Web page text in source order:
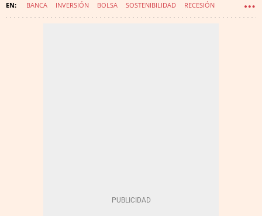
BANCA INVERSIÓN BOLSA SOSTENIBILIDAD RECESIÓN